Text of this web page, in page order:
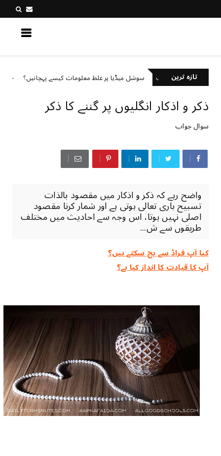
تازہ ترین
Uncategorized سوشل میڈیا پر غلط معلومات کیسے پہچانیں؟
ذکر و اذکار انگلیوں پر گننے کا ذکر
سوال ‏جواب
واضح رہے کہ ذکر و اذکار میں مقصود بالذات
تسبیح باری تعالی ہوتی ہے اور شمار کرنا مقصود
اصلی نہیں ہوتا، اس وجہ سے احادیث میں مختلف
طریقوں سے ش...
کیا آپ فراڈ سے بچ سکتے ہیں؟
آپ کا قیادت کا انداز کیا ہے؟